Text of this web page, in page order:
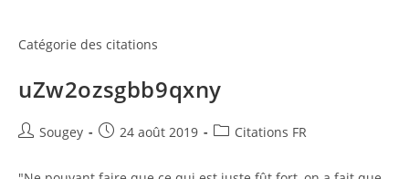
Catégorie des citations
uZw2ozsgbb9qxny
Auteur/autrice
la
Sougey
Publication
24 août 2019
PostCitations FR